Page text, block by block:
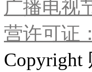
广播电视
营许可证
Copyright